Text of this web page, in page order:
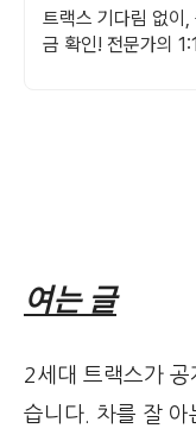
트랙스 기다림 없이,
금 확인! 전문가의
여는 글
2세대 트랙스가 공
습니다. 차를 잘 아